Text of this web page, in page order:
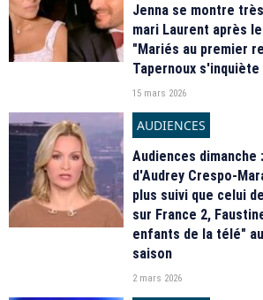
Jenna se montre
mari Laurent après
"Mariés au premier
Tapernoux s'inquiète
15 mars 2026
AUDIENCES
Audiences dimanche
d'Audrey Crespo-
plus suivi que celui
sur France 2,
enfants de la télé"
saison
2 mars 2026